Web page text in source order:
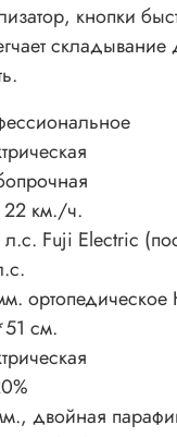
кнопки
22 км./ч.
Fuji Electric
ортопедическое
см.
двойная